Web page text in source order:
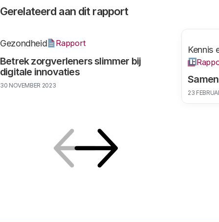
Gerelateerd aan dit rapport
Betrek zorgverleners slimmer bij
digitale innovaties
Gezondheid Rapport
30 NOVEMBER 2023
Kennis
23